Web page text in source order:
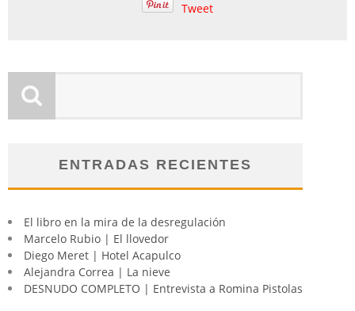
Tweet
ENTRADAS RECIENTES
El libro en la mira de la desregulación
Marcelo Rubio | El llovedor
Diego Meret | Hotel Acapulco
Alejandra Correa | La nieve
DESNUDO COMPLETO | Entrevista a Romina Pistolas